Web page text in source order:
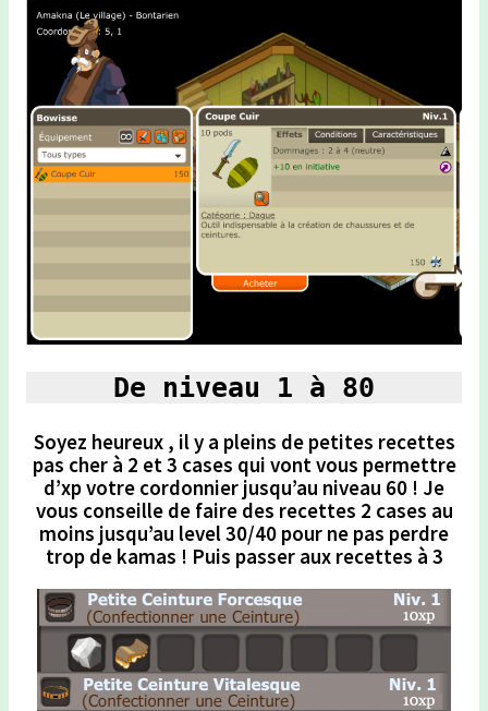
De niveau 1 à 80
Soyez heureux , il y a pleins de petites recettes
pas cher à 2 et 3 cases qui vont vous permettre
d’xp votre cordonnier jusqu’au niveau 60 ! Je
vous conseille de faire des recettes 2 cases au
moins jusqu’au level 30/40 pour ne pas perdre
trop de kamas ! Puis passer aux recettes à 3